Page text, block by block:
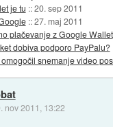
je tu ::20. sep 2011
::27. maj 2011
plačevanje z Google Wallet
dobiva podporo PayPalu?
snemanje video
nov 2011, 13:22